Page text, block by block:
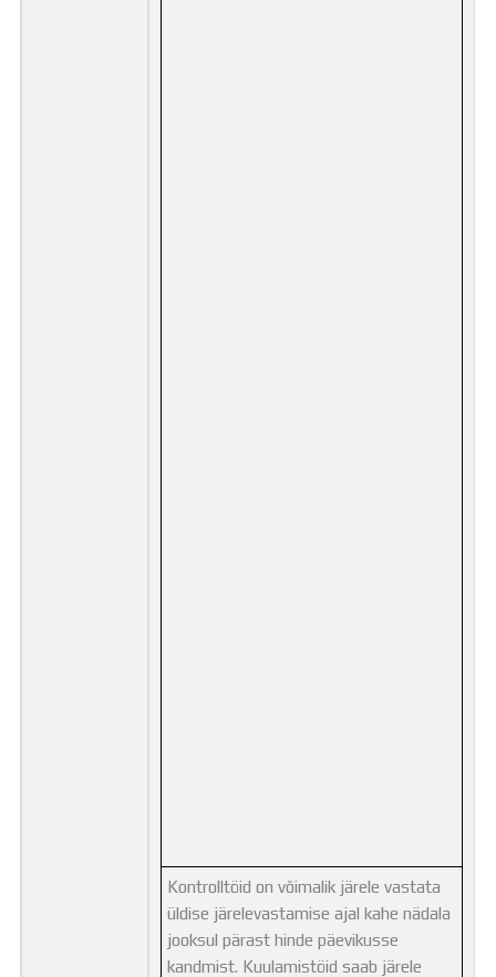
Kontrolltöid on võimalik järele vastata
üldise järelevastamise ajal kahe nädala
jooksul pärast hinde päevikusse
kandmist. Kuulamistöid saab järele